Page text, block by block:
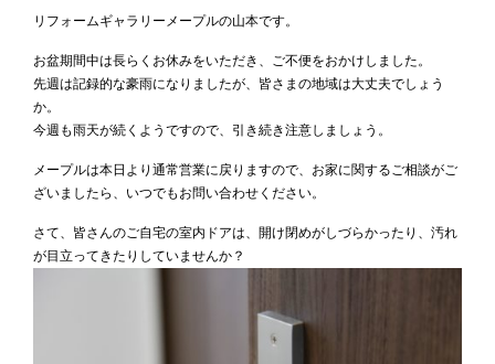
リフォームギャラリーメープルの山本です。
お盆期間中は長らくお休みをいただき、ご不便をおかけしました。
先週は記録的な豪雨になりましたが、皆さまの地域は大丈夫でしょう
か。
今週も雨天が続くようですので、引き続き注意しましょう。
メープルは本日より通常営業に戻りますので、お家に関するご相談がご
ざいましたら、いつでもお問い合わせください。
さて、皆さんのご自宅の室内ドアは、開け閉めがしづらかったり、汚れ
が目立ってきたりしていませんか？